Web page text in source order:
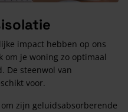
impact hebben op ons
om je woning zo optimaal
De steenwol van
voor.
zijn geluidsabsorberende